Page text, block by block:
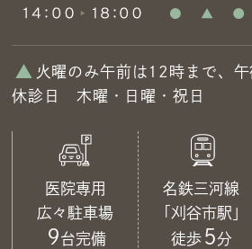
火曜のみ午前は12時まで、
休診日 木曜・日曜・祝日
医院専用
広々駐車場
9台完備
名鉄三河線
「刈谷市駅」
徒歩 5分